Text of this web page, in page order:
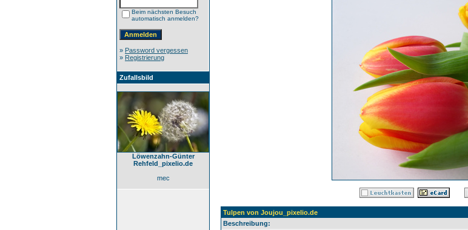
Beim nächsten Besuch
automatisch anmelden?
» Password vergessen
» Registrierung
Zufallsbild
Löwenzahn-Günter
Rehfeld_pixelio.de
mec
Tulpen von Joujou_pixelio.de
Beschreibung: